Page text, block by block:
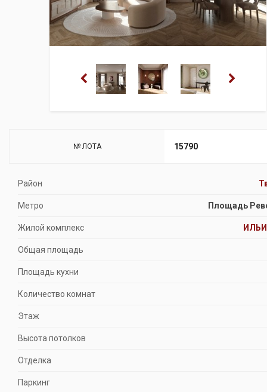
№ ЛОТА 15790
Район
Метро Площадь
Жилой комплекс
Общая площадь
Площадь кухни
Количество комнат
Этаж
Высота потолков
Отделка
Паркинг